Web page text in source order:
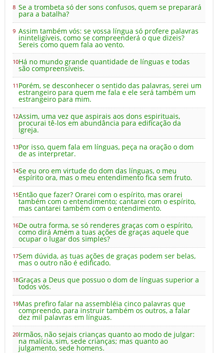
8 Se a trombeta só der sons confusos, quem se preparará
para a batalha?
9 Assim também vós: se vossa língua só profere palavras
ininteligíveis, como se compreenderá o que dizeis?
Sereis como quem fala ao vento.
10Há no mundo grande quantidade de línguas e todas
são compreensíveis.
11 Porém, se desconhecer o sentido das palavras, serei um
estrangeiro para quem me fala e ele será também um
estrangeiro para mim.
12Assim, uma vez que aspirais aos dons espirituais,
procurai tê-los em abundância para edificação da
Igreja.
13Por isso, quem fala em línguas, peça na oração o dom
de as interpretar.
14Se eu oro em virtude do dom das línguas, o meu
espírito ora, mas o meu entendimento fica sem fruto.
15Então que fazer? Orarei com o espírito, mas orarei
também com o entendimento; cantarei com o espírito,
mas cantarei também com o entendimento.
16De outra forma, se só renderes graças com o espírito,
como dirá Amém a tuas ações de graças aquele que
ocupar o lugar dos simples?
17Sem dúvida, as tuas ações de graças podem ser belas,
mas o outro não é edificado.
18Graças a Deus que possuo o dom de línguas superior a
todos vós.
19Mas prefiro falar na assembléia cinco palavras que
compreendo, para instruir também os outros, a falar
dez mil palavras em línguas.
20Irmãos, não sejais crianças quanto ao modo de julgar:
na malícia, sim, sede crianças; mas quanto ao
julgamento, sede homens.